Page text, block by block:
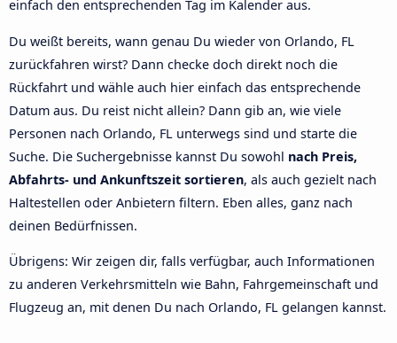
einfach den entsprechenden Tag im Kalender aus.
Du weißt bereits, wann genau Du wieder von Orlando, FL
zurückfahren wirst? Dann checke doch direkt noch die
Rückfahrt und wähle auch hier einfach das entsprechende
Datum aus. Du reist nicht allein? Dann gib an, wie viele
Personen nach Orlando, FL unterwegs sind und starte die
Suche. Die Suchergebnisse kannst Du sowohl nach Preis,
Abfahrts- und Ankunftszeit sortieren, als auch gezielt nach
Haltestellen oder Anbietern filtern. Eben alles, ganz nach
deinen Bedürfnissen.
Übrigens: Wir zeigen dir, falls verfügbar, auch Informationen
zu anderen Verkehrsmitteln wie Bahn, Fahrgemeinschaft und
Flugzeug an, mit denen Du nach Orlando, FL gelangen kannst.